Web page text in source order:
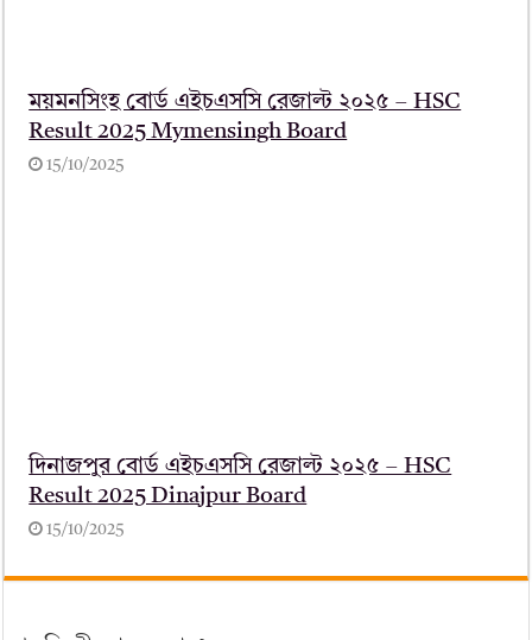
ময়মনসিংহ বোর্ড এইচএসসি রেজাল্ট ২০২৫ – HSC
Result 2025 Mymensingh Board
15/10/2025
দিনাজপুর বোর্ড এইচএসসি রেজাল্ট ২০২৫ – HSC
Result 2025 Dinajpur Board
15/10/2025